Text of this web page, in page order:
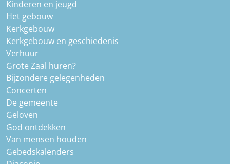
Kinderen en jeugd
Het gebouw
Kerkgebouw
Kerkgebouw en geschiedenis
Verhuur
Grote Zaal huren?
Bijzondere gelegenheden
Concerten
De gemeente
Geloven
God ontdekken
Van mensen houden
Gebedskalenders